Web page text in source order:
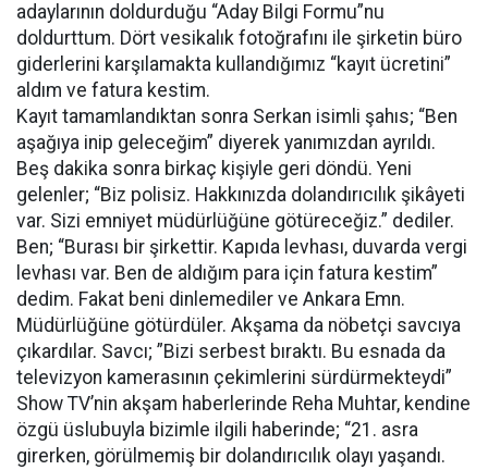
adaylarının doldurduğu “Aday Bilgi Formu”nu
doldurttum. Dört vesikalık fotoğrafını ile şirketin büro
giderlerini karşılamakta kullandığımız “kayıt ücretini”
aldım ve fatura kestim.
Kayıt tamamlandıktan sonra Serkan isimli şahıs; “Ben
aşağıya inip geleceğim” diyerek yanımızdan ayrıldı.
Beş dakika sonra birkaç kişiyle geri döndü. Yeni
gelenler; “Biz polisiz. Hakkınızda dolandırıcılık şikâyeti
var. Sizi emniyet müdürlüğüne götüreceğiz.” dediler.
Ben; “Burası bir şirkettir. Kapıda levhası, duvarda vergi
levhası var. Ben de aldığım para için fatura kestim”
dedim. Fakat beni dinlemediler ve Ankara Emn.
Müdürlüğüne götürdüler. Akşama da nöbetçi savcıya
çıkardılar. Savcı; ”Bizi serbest bıraktı. Bu esnada da
televizyon kamerasının çekimlerini sürdürmekteydi”
Show TV’nin akşam haberlerinde Reha Muhtar, kendine
özgü üslubuyla bizimle ilgili haberinde; “21. asra
girerken, görülmemiş bir dolandırıcılık olayı yaşandı.